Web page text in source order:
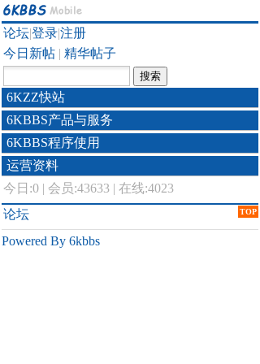
论坛|登录|注册
今日新帖 | 精华帖子
6KZZ快站
6KBBS产品与服务
6KBBS程序使用
运营资料
今日:0 | 会员:43633 | 在线:4023
TOP
论坛
Powered By 6kbbs